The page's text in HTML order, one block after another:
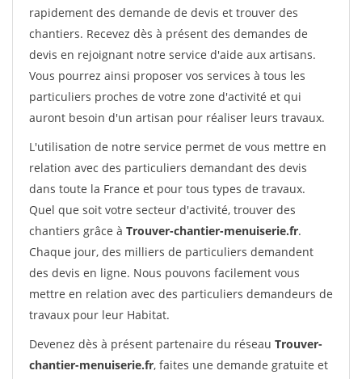
rapidement des demande de devis et trouver des
chantiers. Recevez dès à présent des demandes de
devis en rejoignant notre service d'aide aux artisans.
Vous pourrez ainsi proposer vos services à tous les
particuliers proches de votre zone d'activité et qui
auront besoin d'un artisan pour réaliser leurs travaux.
L'utilisation de notre service permet de vous mettre en
relation avec des particuliers demandant des devis
dans toute la France et pour tous types de travaux.
Quel que soit votre secteur d'activité, trouver des
chantiers grâce à Trouver-chantier-menuiserie.fr.
Chaque jour, des milliers de particuliers demandent
des devis en ligne. Nous pouvons facilement vous
mettre en relation avec des particuliers demandeurs de
travaux pour leur Habitat.
Devenez dès à présent partenaire du réseau Trouver-
chantier-menuiserie.fr, faites une demande gratuite et